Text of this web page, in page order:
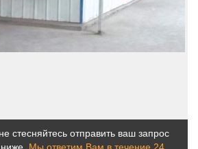
стесняйтесь отправить ваш запрос